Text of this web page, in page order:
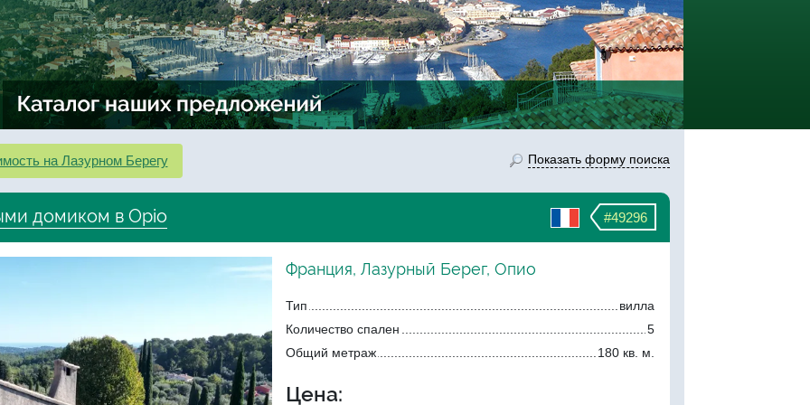
на Лазурном Берегу Показать форму поиска
#49296
домиком в Opio
Франция, Лазурный Берег, Опио
Тип
вилла
Количество спален
5
Общий метраж
180 кв. м.
Цена: